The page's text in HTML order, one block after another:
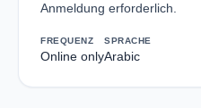
Anmeldung erforderlich.
FREQUENZ
Online only
SPRACHE
Arabic